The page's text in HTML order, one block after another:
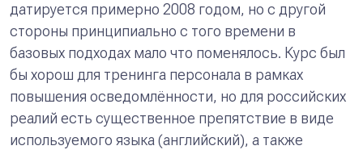
датируется примерно 2008 годом, но с другой
стороны принципиально с того времени в
базовых подходах мало что поменялось. Курс был
бы хорош для тренинга персонала в рамках
повышения осведомлённости, но для российских
реалий есть существенное препятствие в виде
используемого языка (английский), а также